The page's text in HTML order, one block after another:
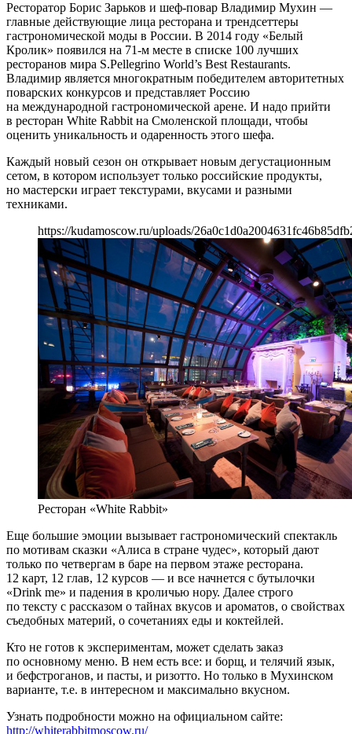
Ресторатор Борис Зарьков и шеф-повар Владимир Мухин —
главные действующие лица ресторана и трендсеттеры
гастрономической моды в России. В 2014 году «Белый
Кролик» появился на 71-м месте в списке 100 лучших
ресторанов мира S.Pellegrino World’s Best Restaurants.
Владимир является многократным победителем авторитетных
поварских конкурсов и представляет Россию
на международной гастрономической арене. И надо прийти
в ресторан White Rabbit на Смоленской площади, чтобы
оценить уникальность и одаренность этого шефа.
Каждый новый сезон он открывает новым дегустационным
сетом, в котором использует только российские продукты,
но мастерски играет текстурами, вкусами и разными
техниками.
https://kudamoscow.ru/uploads/
Ресторан «White Rabbit»
Еще большие эмоции вызывает гастрономический спектакль
по мотивам сказки «Алиса в стране чудес», который дают
только по четвергам в баре на первом этаже ресторана.
12 карт, 12 глав, 12 курсов — и все начнется с бутылочки
«Drink me» и падения в кроличью нору. Далее строго
по тексту с рассказом о тайнах вкусов и ароматов, о свойствах
съедобных материй, о сочетаниях еды и коктейлей.
Кто не готов к экспериментам, может сделать заказ
по основному меню. В нем есть все: и борщ, и телячий язык,
и бефстроганов, и пасты, и ризотто. Но только в Мухинском
варианте, т.е. в интересном и максимально вкусном.
Узнать подробности можно на официальном сайте:
http://whiterabbitmoscow.ru/